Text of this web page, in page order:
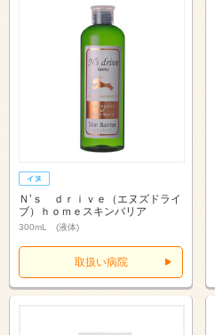
Ｎ’ｓ ｄｒｉｖｅ（エヌズドライ
ブ）ｈｏｍｅスキンバリア
300mL (液体)
取扱い病院